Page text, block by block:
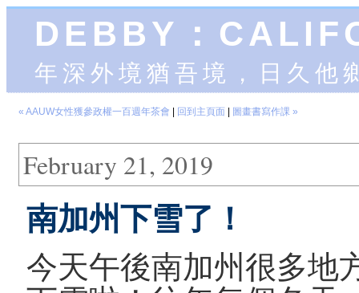
DEBBY：
年深外境猶吾境，日久
« AAUW女性獲參政權一百週年茶會 回到主頁面 圖畫書寫作課 »
February 21, 2019
南加州下雪了！
今天午後南加州很多地